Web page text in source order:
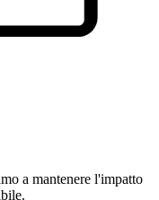
a mantenere l'impatto